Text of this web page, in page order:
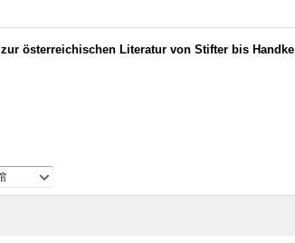
österreichischen Literatur von Stifter bis Handke